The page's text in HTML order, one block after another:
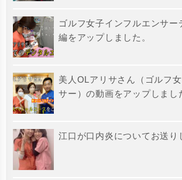
ゴルフ女子インフルエンサー
編をアップしました。
美人OLアリサさん（ゴルフ
サー）の動画をアップしまし
江口が口内炎についてお送り